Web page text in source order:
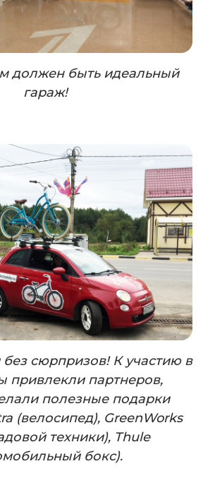
должен быть идеальный
гараж!
сюрпризов! К участию в
привлекли партнеров,
полезные подарки
(велосипед), GreenWorks
техники), Thule
бокс).